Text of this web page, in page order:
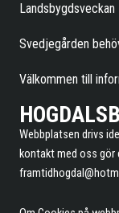
Svedjegården
Välkommen till
Webbplatsen drivs
kontakt med oss gör